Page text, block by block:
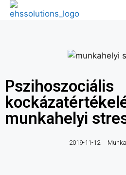
Pszihoszociális
munkahelyi
2019-11-12